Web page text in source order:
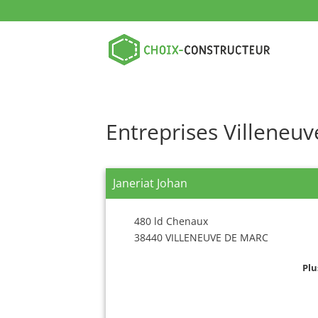
Entreprises
Janeriat Johan
480 ld Chenaux
38440 VILLENEUVE DE MARC